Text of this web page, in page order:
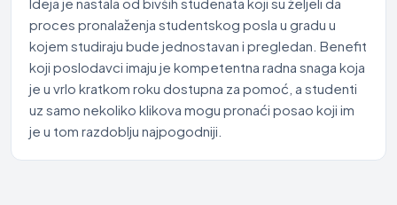
proces pronalaženja studentskog posla u gradu u
kojem studiraju bude jednostavan i pregledan. Benefit
koji poslodavci imaju je kompetentna radna snaga koja
je u vrlo kratkom roku dostupna za pomoć, a studenti
uz samo nekoliko klikova mogu pronaći posao koji im
je u tom razdoblju najpogodniji.